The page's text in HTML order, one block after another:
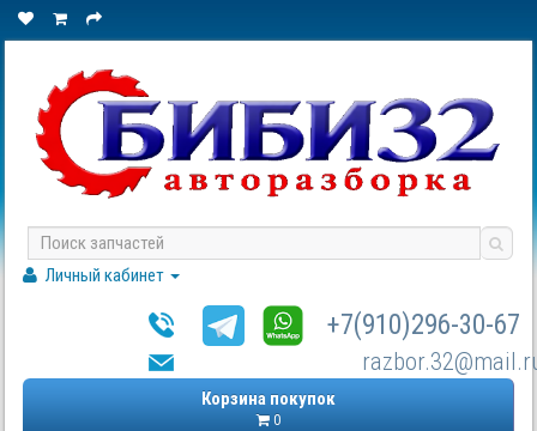
Личный кабинет
+7(910)296-30-67
Корзина покупок
0